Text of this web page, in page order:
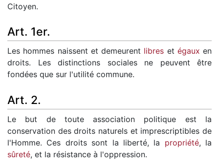
Citoyen.
Art. 1er.
Les hommes naissent et demeurent libres et égaux en
droits. Les distinctions sociales ne peuvent être
fondées que sur l'utilité commune.
Art. 2.
Le but de toute association politique est la
conservation des droits naturels et imprescriptibles de
l'Homme. Ces droits sont la liberté, la propriété, la
sûreté, et la résistance à l'oppression.